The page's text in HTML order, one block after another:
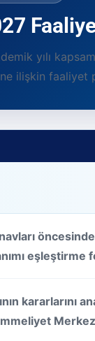
yılı
ilişkin faaliyet
eşleştirme
kararlarını